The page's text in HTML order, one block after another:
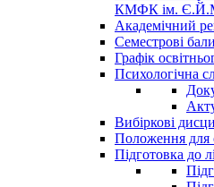
КМФК ім.
Академічний
Семестрові
Графік
Психологічна
Вибіркові
Положення для
Підготовка до